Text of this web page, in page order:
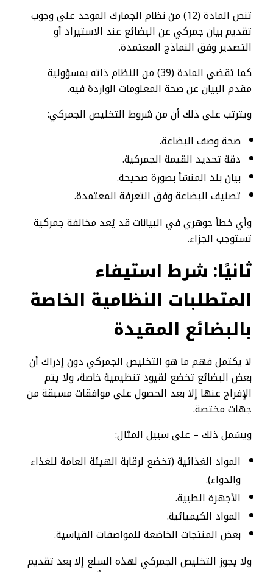
تنص المادة (12) من نظام الجمارك الموحد على وجوب
تقديم بيان جمركي عن البضائع عند الاستيراد أو
التصدير وفق النماذج المعتمدة.
كما تقضي المادة (39) من النظام ذاته بمسؤولية
مقدم البيان عن صحة المعلومات الواردة فيه.
ويترتب على ذلك أن من شروط التخليص الجمركي:
صحة وصف البضاعة.
دقة تحديد القيمة الجمركية.
بيان بلد المنشأ بصورة صحيحة.
تصنيف البضاعة وفق التعرفة المعتمدة.
وأي خطأ جوهري في البيانات قد يُعد مخالفة جمركية
تستوجب الجزاء.
ثانيًا: شرط استيفاء
المتطلبات النظامية الخاصة
بالبضائع المقيدة
لا يكتمل فهم ما هو التخليص الجمركي دون إدراك أن
بعض البضائع تخضع لقيود تنظيمية خاصة، ولا يتم
الإفراج عنها إلا بعد الحصول على موافقات مسبقة من
جهات مختصة.
ويشمل ذلك – على سبيل المثال:
المواد الغذائية (تخضع لرقابة الهيئة العامة للغذاء
والدواء).
الأجهزة الطبية.
المواد الكيميائية.
بعض المنتجات الخاضعة للمواصفات القياسية.
ولا يجوز التخليص الجمركي لهذه السلع إلا بعد تقديم